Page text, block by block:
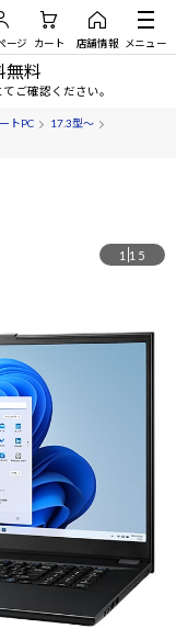
ージ カート 店舗情報 メニュー
無料
ご確認ください。
トPC
17.3型～
1 15